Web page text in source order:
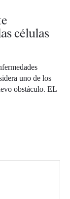
células
uno de los
obstáculo. EL